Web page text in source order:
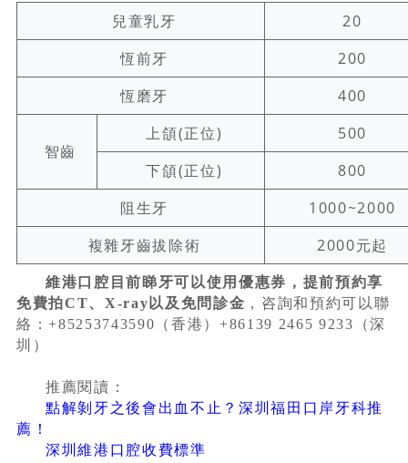
兒童乳牙
20
恆前牙
200
恆磨牙
400
智齒
上頜(正位)
500
下頜(正位)
800
阻生牙
1000~2000
複雜牙齒拔除術
2000元起
維港口腔目前睇牙可以使用優惠券，提前預約享
免費拍CT、X-ray以及免問診金 ，咨詢和預約可以聯
絡：+85253743590（香港）+86139 2465 9233（深
圳）
推薦閱讀：
點解剝牙之後會出血不止？深圳福田口岸牙科推
薦！
深圳維港口腔收費標準